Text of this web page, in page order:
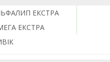
ЕКСТРА
ЕКСТРА